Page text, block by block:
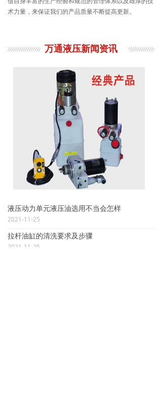
术力量，来保证我们的产品质量不断提高更新。
万通液压新闻资讯
液压动力单元液压油选用不当会怎样
2021-11-25
拉杆油缸的清洗要求及步骤
2021-11-25